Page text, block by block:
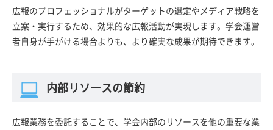
広報のプロフェッショナルがターゲットの選定やメディア戦略を
立案・実行するため、効果的な広報活動が実現します。学会運営
者自身が手がける場合よりも、より確実な成果が期待できます。
内部リソースの節約
広報業務を委託することで、学会内部のリソースを他の重要な業